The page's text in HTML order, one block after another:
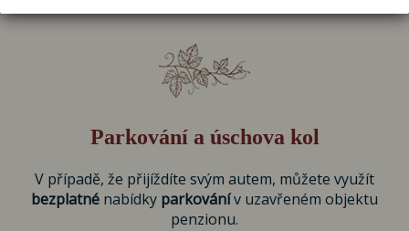
Parkování a úschova kol
V případě, že přijíždíte svým autem, můžete využít
bezplatné nabídky parkovánív uzavřeném objektu
penzionu.